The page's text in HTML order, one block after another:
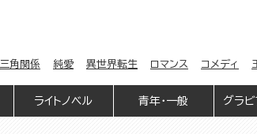
三角関係 純愛 異世界転生 ロマンス コメディ
ライトノベル 青年・一般 グラビ